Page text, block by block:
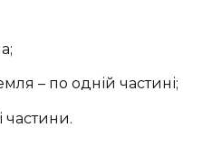
– по одній частині;
частини.